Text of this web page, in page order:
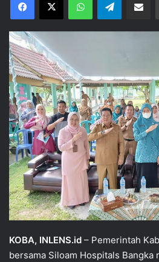
KOBA, INLENS.id – Pemerintah
bersama Siloam Hospitals Bangka